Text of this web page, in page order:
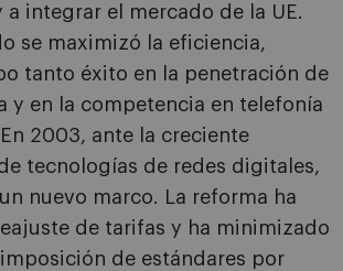
integrar el mercado de la UE.
se maximizó la eficiencia,
tanto éxito en la penetración de
y en la competencia en telefonía
2003, ante la creciente
tecnologías de redes digitales,
nuevo marco. La reforma ha
de tarifas y ha minimizado
de estándares por